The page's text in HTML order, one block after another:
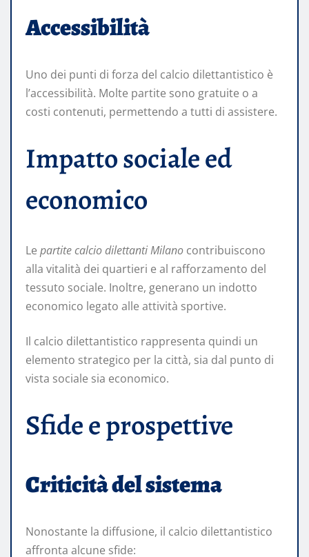
Accessibilità
Uno dei punti di forza del calcio dilettantistico è
l’accessibilità. Molte partite sono gratuite o a
costi contenuti, permettendo a tutti di assistere.
Impatto sociale ed
economico
Le partite calcio dilettanti Milano contribuiscono
alla vitalità dei quartieri e al rafforzamento del
tessuto sociale. Inoltre, generano un indotto
economico legato alle attività sportive.
Il calcio dilettantistico rappresenta quindi un
elemento strategico per la città, sia dal punto di
vista sociale sia economico.
Sfide e prospettive
Criticità del sistema
Nonostante la diffusione, il calcio dilettantistico
affronta alcune sfide: